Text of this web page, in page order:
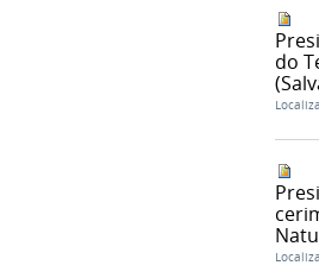
do